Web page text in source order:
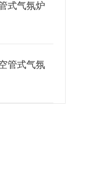
式气氛炉
管式气氛